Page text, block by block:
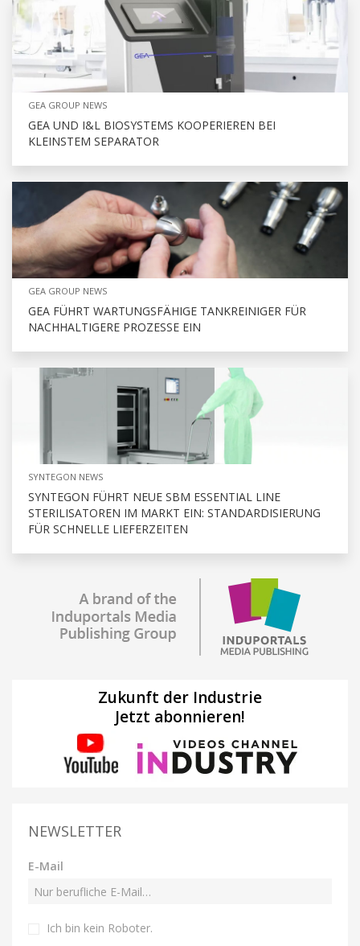
GEA GROUP NEWS
GEA UND I&L BIOSYSTEMS KOOPERIEREN BEI
KLEINSTEM SEPARATOR
GEA GROUP NEWS
GEA FÜHRT WARTUNGSFÄHIGE TANKREINIGER FÜR
NACHHALTIGERE PROZESSE EIN
SYNTEGON NEWS
SYNTEGON FÜHRT NEUE SBM ESSENTIAL LINE
STERILISATOREN IM MARKT EIN: STANDARDISIERUNG
FÜR SCHNELLE LIEFERZEITEN
Zukunft der Industrie
Jetzt abonnieren!
NEWSLETTER
E-Mail
Ich bin kein Roboter.